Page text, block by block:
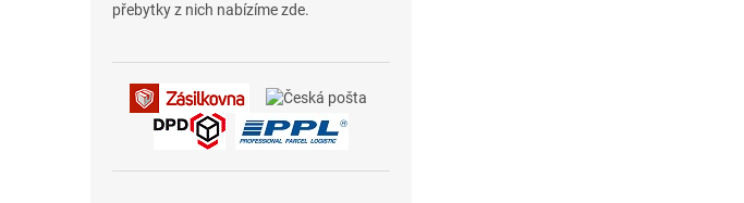
přebytky z nich nabízíme zde.